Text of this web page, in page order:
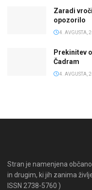
Zaradi
opozorilo
4. AVGUSTA,
Prekinitev
Čadram
4. AVGUSTA,
Stran je namenjena
in drugim, ki jih zanima
ISSN 2738-5760 )